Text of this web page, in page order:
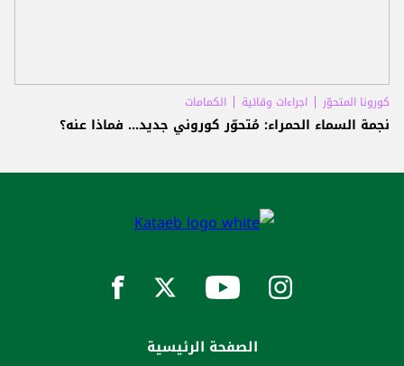
كورونا المتحوّر اجراءات وقائية الكمامات
نجمة السماء الحمراء: مُتحوّر كوروني جديد... فماذا عنه؟
الصفحة الرئيسية